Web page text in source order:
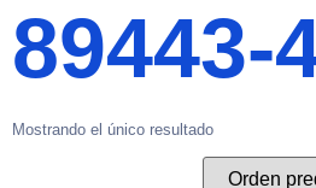
89443-
Mostrando el único resultado